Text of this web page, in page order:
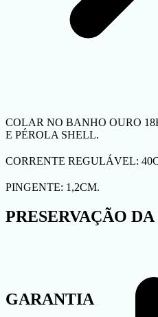
COLAR NO BANHO OURO
E PÉROLA SHELL.
CORRENTE REGULÁVEL:
PINGENTE: 1,2CM.
PRESERVAÇÃO
GARANTIA